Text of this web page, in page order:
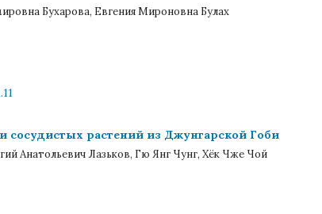
Бухарова, Евгения Мироновна Булах
растений из Джунгарской Гоби
Анатольевич Лазьков, Гю Янг Чунг, Хёк Чже Чой